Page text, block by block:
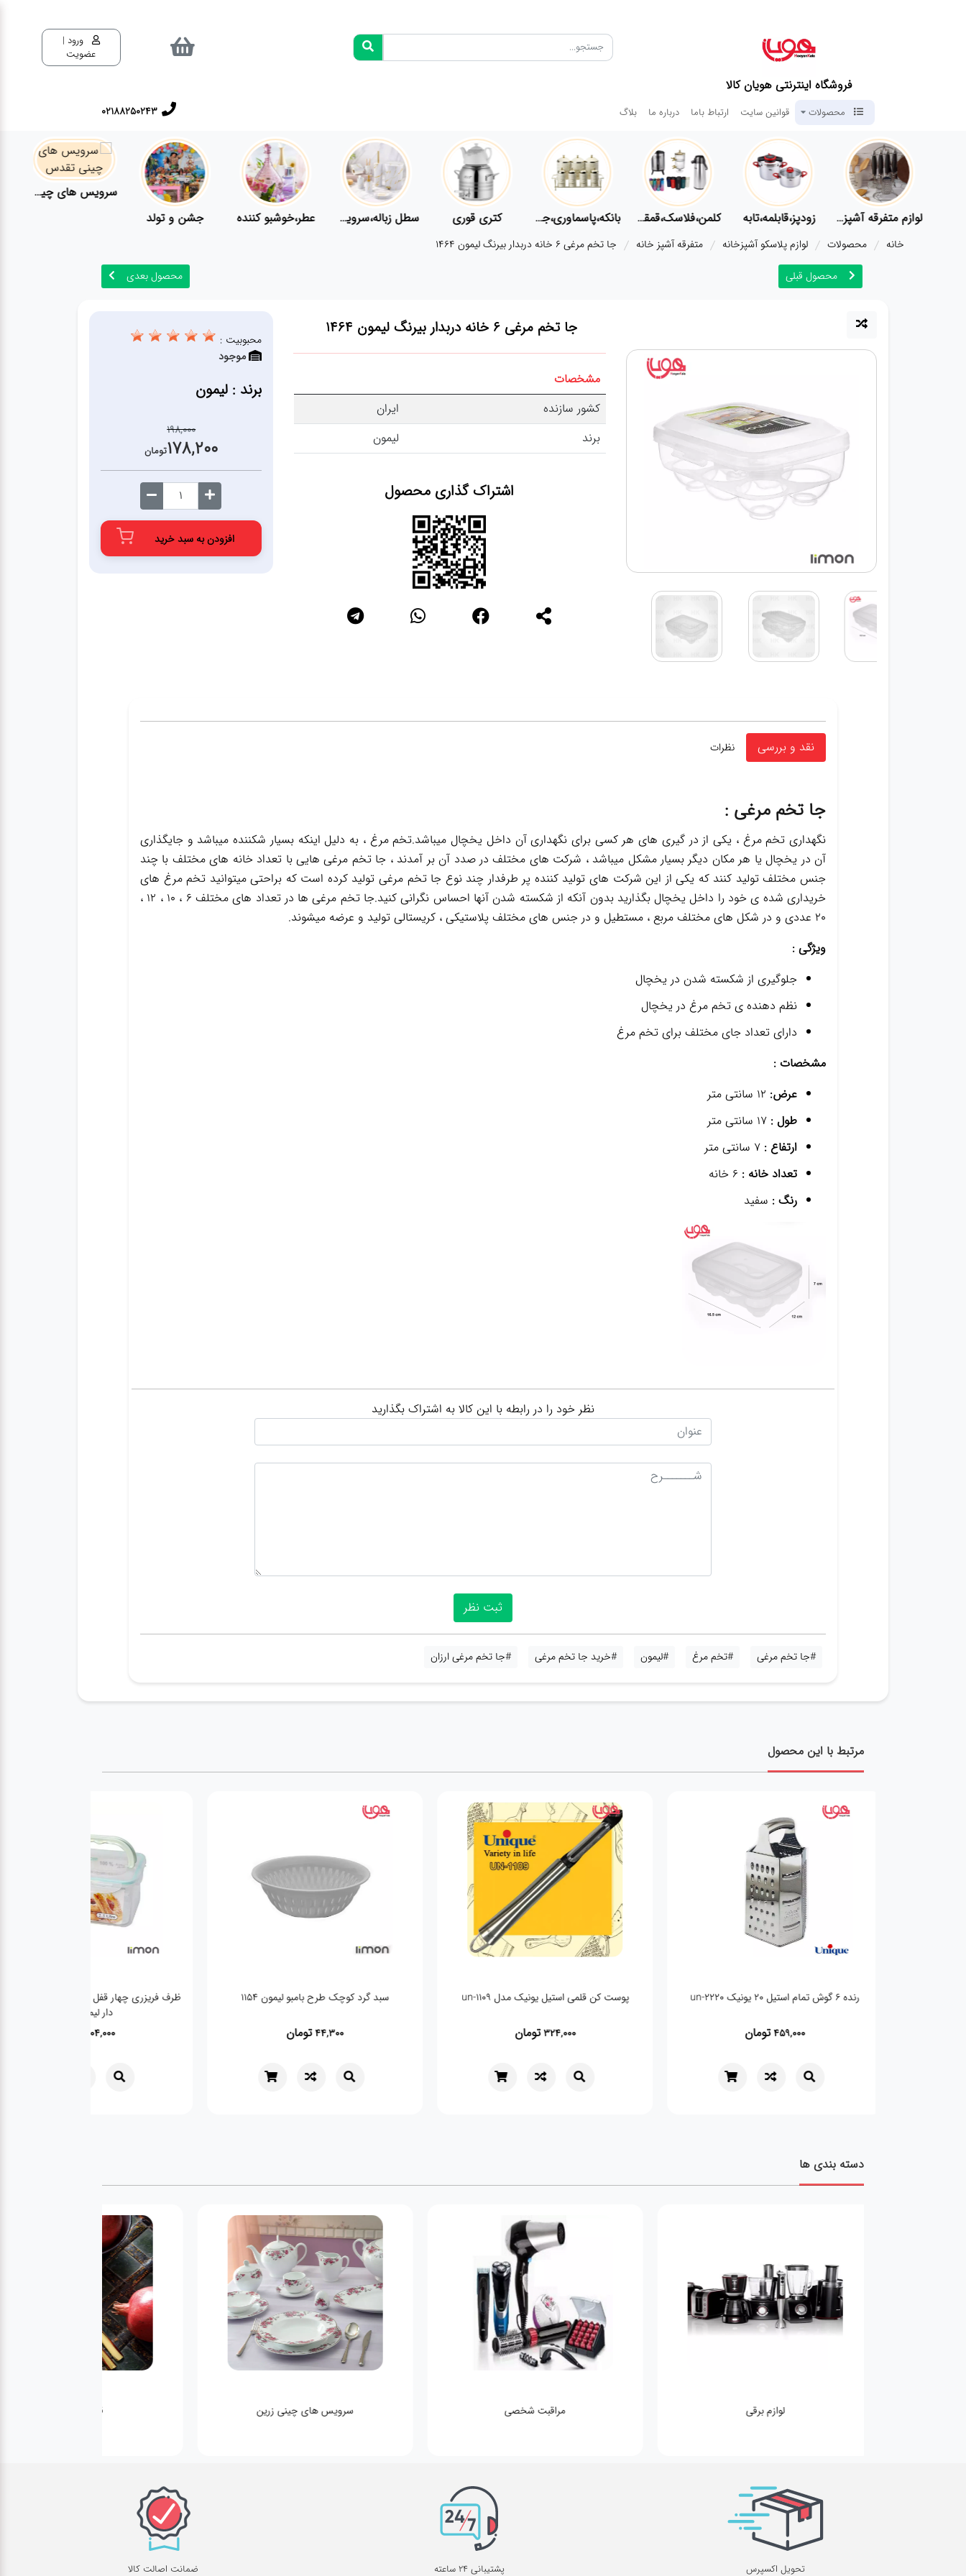
فروشگاه اینترنتی هویان کالا
ورود |
عضویت
محصولات قوانین سایت ارتباط باما درباره ما بلاگ 02188250243
لوازم متفرقه آشپزخانه زودپز،قابلمه،تابه کلمن،فلاسک،قمقمه بانکه،پاسماوری،جا ادویه کتری قوری سطل زباله،سرویس بهداشتی،حمام عطر،خوشبو کننده جشن و تولد
سرویس های چینی تقدس
خانه محصولات لوازم پلاسکو آشپزخانه متفرقه آشپز خانه
جا تخم مرغی 6 خانه دربدار بیرنگ لیمون 1464
محصول قبلی
محصول بعدی
جا تخم مرغی 6 خانه دربدار بیرنگ لیمون 1464
مشخصات
کشور سازنده
ایران
برند
لیمون
اشتراک گذاری محصول
محبوبیت :
موجود
برند : لیمون
198,000
178,200تومان
افزودن به سبد خرید
نقد و بررسی نظرات
جا تخم مرغی :
نگهداری تخم مرغ ، یکی از در گیری های هر کسی برای نگهداری آن داخل یخچال میباشد.تخم مرغ ، به دلیل اینکه بسیار شکننده میباشد و جایگذاری
آن در یخچال یا هر مکان دیگر بسیار مشکل میباشد ، شرکت های مختلف در صدد آن بر آمدند ، جا تخم مرغی هایی با تعداد خانه های مختلف با چند
جنس مختلف تولید کنند که یکی از این شرکت های تولید کننده پر طرفدار چند نوع جا تخم مرغی تولید کرده است که براحتی میتوانید تخم مرغ های
خریداری شده ی خود را داخل یخچال بگذارید بدون آنکه از شکسته شدن آنها احساس نگرانی کنید.جا تخم مرغی ها در تعداد های مختلف 6 ، 10 ، 12 ،
20 عددی و در شکل های مختلف مربع ، مستطیل و در جنس های مختلف پلاستیکی ، کریستالی تولید و عرضه میشوند.
ویژگی :
جلوگیری از شکسته شدن در یخچال
نظم دهنده ی تخم مرغ در یخچال
دارای تعداد جای مختلف برای تخم مرغ
مشخصات :
عرض: 12 سانتی متر
طول :17 سانتی متر
ارتفاع :7 سانتی متر
تعداد خانه : 6 خانه
رنگ : سفید
نظر خود را در رابطه با این کالا به اشتراک بگذارید
#جا تخم مرغی #تخم مرغ #لیمون #خرید جا تخم مرغی #جا تخم مرغی ارزان
مرتبط با این محصول
رنده 6 گوش تمام استیل 20 یونیک un-2220
459,000تومان
پوست کن قلمی استیل یونیک مدل un-1109
324,000تومان
سبد گرد کوچک طرح بامبو لیمون 1154
44,300تومان
دار لیمون 1060
304,000
دسته بندی ها
لوازم برقی مراقبت شخصی سرویس های چینی زرین
تحویل اکسپرس پشتیبانی 24 ساعته ضمانت اصالت کالا